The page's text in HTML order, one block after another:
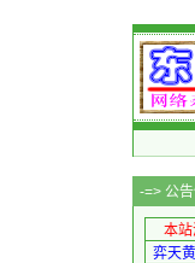
-=> 公
本
弈天